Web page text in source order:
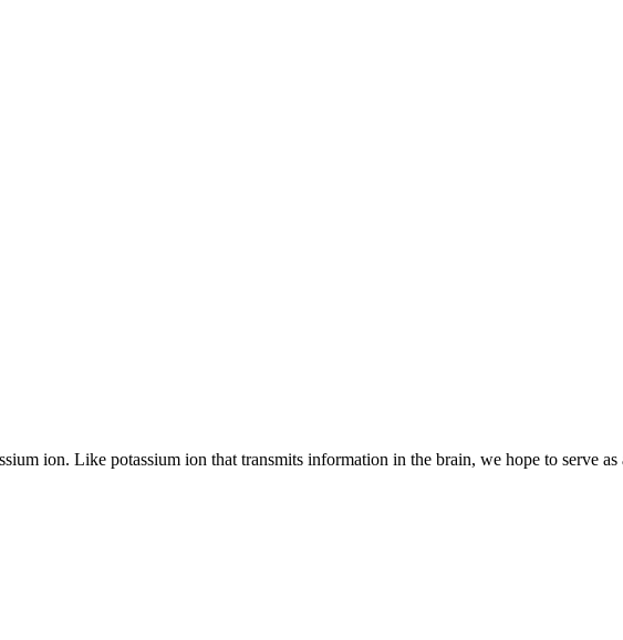
ion. Like potassium ion that transmits information in the brain, we hope to serve